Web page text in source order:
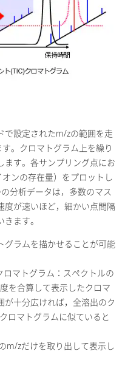
設定されたm/zの範囲を走
。クロマトグラム上を繰り
ます。各サンプリング点にお
ンの存在量）をプロットし
分析データは，多数のマス
度が速いほど，細かい点間隔
ます。
ラムを描かせることが可能
マトグラム：スペクトルの
を合算して表示したクロマ
が十分広ければ，全溶出のク
ロマトグラムに似ていると
m/zだけを取り出して表示し